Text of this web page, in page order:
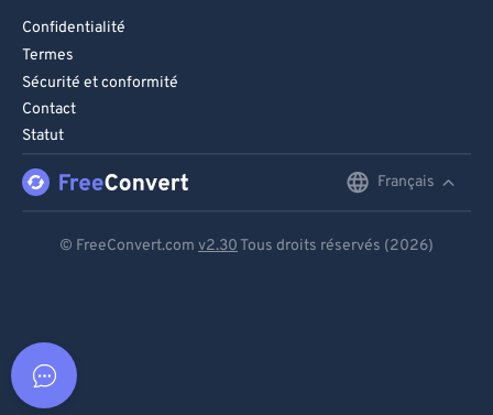
Confidentialité
Termes
Sécurité et conformité
Contact
Statut
Français
© FreeConvert.com v2.30 Tous droits réservés (2026)